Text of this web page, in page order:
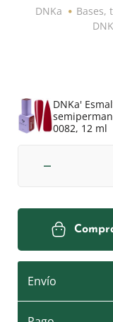
DNKa
Bases,
DNKa'
0082, 12 ml
Envío